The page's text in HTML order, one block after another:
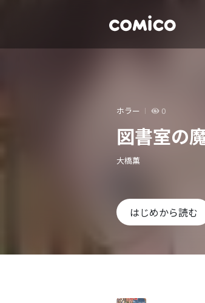
ホラー 0
図書室の
大橋薫
はじめから読む